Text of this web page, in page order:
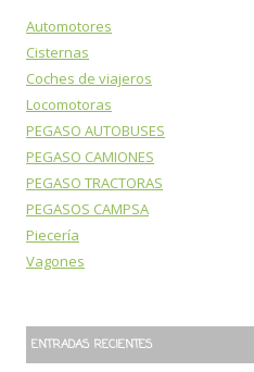
Automotores
Cisternas
Coches de viajeros
Locomotoras
PEGASO AUTOBUSES
PEGASO CAMIONES
PEGASO TRACTORAS
PEGASOS CAMPSA
Piecería
Vagones
ENTRADAS RECIENTES